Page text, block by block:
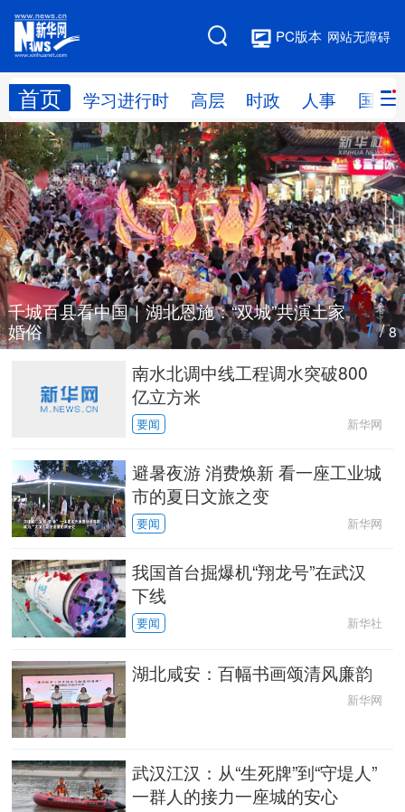
网站无障碍
PC版本
首页 学习进行时 高层 时政 人事 国际
网站地图
学习进行时 高层 时政 人事
国际 财经 网评 港澳
台湾 思客智库 全球连线 教育
科技 科创 量子 体育
文化 书画 健康 军事
访谈 视频
人居 信息化 数字经济
乡村振兴 溯源中国 旅游
能源 会展 彩票 娱乐
时尚 悦读 一带一路
亚太网 上市公司 文化产业
地方频道
北京 天津 河北 山西
千城百县看中国｜湖北恩施：“双城”共演土家
婚俗
1/8
南水北调中线工程调水突破800
亿立方米
要闻 新华网
避暑夜游 消费焕新 看一座工业城
市的夏日文旅之变
要闻 新华网
我国首台掘爆机“翔龙号”在武汉
下线
要闻 新华社
湖北咸安：百幅书画颂清风廉韵
新华网
武汉江汉：从“生死牌”到“守堤人”
一群人的接力一座城的安心